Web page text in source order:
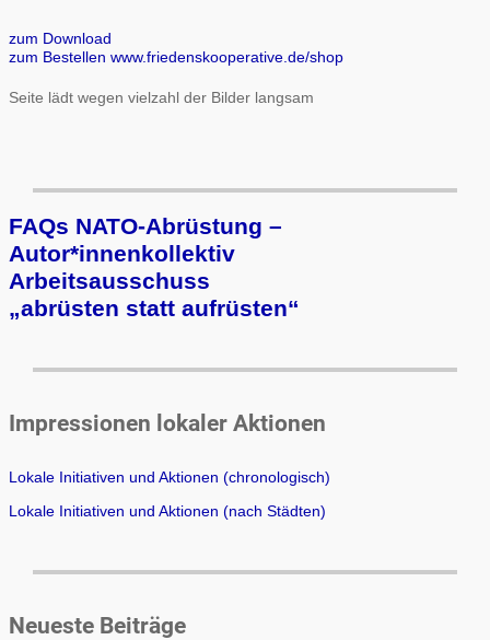
zum Download
zum Bestellen www.friedenskooperative.de/shop
Seite lädt wegen vielzahl der Bilder langsam
FAQs NATO-Abrüstung –
Autor*innenkollektiv
Arbeits­aus­schuss
„ab­rüs­ten statt auf­rüs­ten“
Impressionen lokaler Aktionen
Lokale Initiativen und Aktionen (chronologisch)
Lokale Initiativen und Aktionen (nach Städten)
Neueste Beiträge